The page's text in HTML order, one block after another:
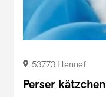
53773 Hennef
Perser kätzchen